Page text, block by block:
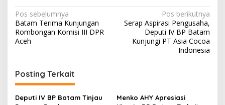
N
a
v
g
a
s
Pos sebelumnya
Batam Terima Kunjungan
Rombongan Komisi III DPR
Aceh
Pos berikutnya
Serap Aspirasi Pengusaha,
Deputi IV BP Batam
Kunjungi PT Asia Cocoa
Indonesia
Posting Terkait
Deputi IV BP Batam Tinjau
Menko AHY Apresiasi